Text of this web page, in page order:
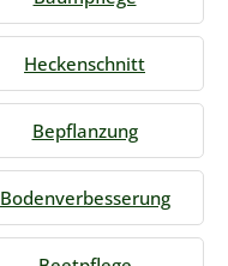
Heckenschnitt
Bepflanzung
Bodenverbesserung